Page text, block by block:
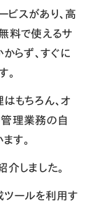
ビスがあり、高
料で使えるサ
らず、すぐに
。
もちろん、オ
管理業務の自
す。
しました。
ツールを利用す